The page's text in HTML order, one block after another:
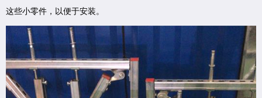
这些小零件，以便于安装。